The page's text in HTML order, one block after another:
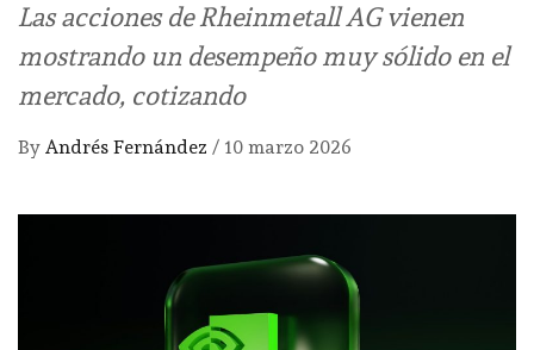
Las acciones de Rheinmetall AG vienen
mostrando un desempeño muy sólido en el
mercado, cotizando
By Andrés Fernández / 10 marzo 2026